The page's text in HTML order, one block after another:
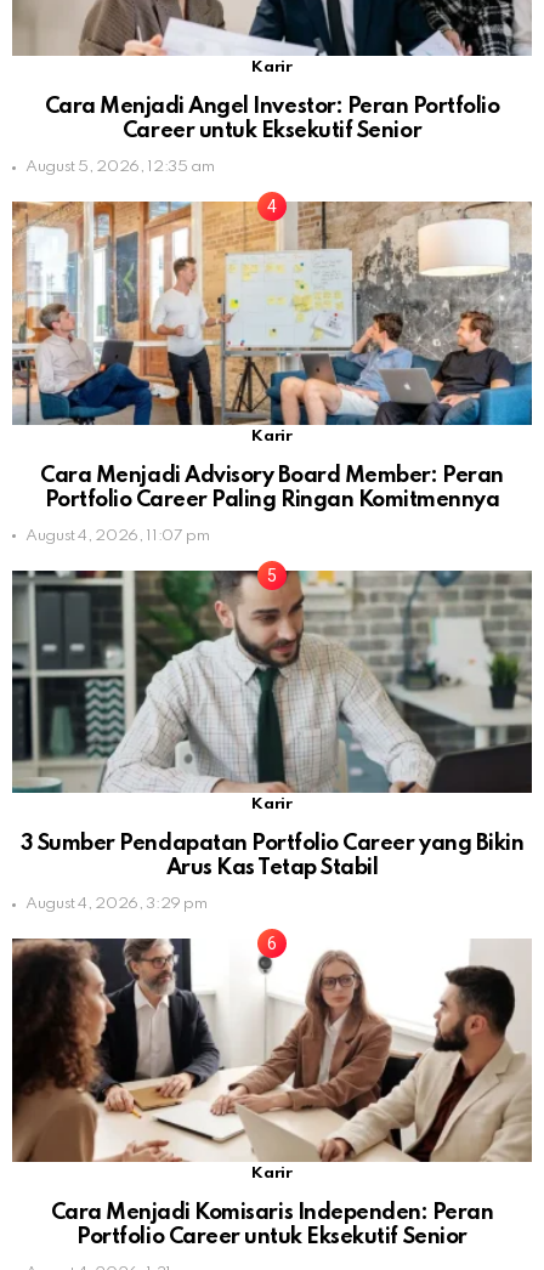
Karir
Cara Menjadi Angel Investor: Peran Portfolio
Career untuk Eksekutif Senior
August 5, 2026, 12:35 am
Karir
Cara Menjadi Advisory Board Member: Peran
Portfolio Career Paling Ringan Komitmennya
August 4, 2026, 11:07 pm
Karir
3 Sumber Pendapatan Portfolio Career yang Bikin
Arus Kas Tetap Stabil
August 4, 2026, 3:29 pm
Karir
Cara Menjadi Komisaris Independen: Peran
Portfolio Career untuk Eksekutif Senior